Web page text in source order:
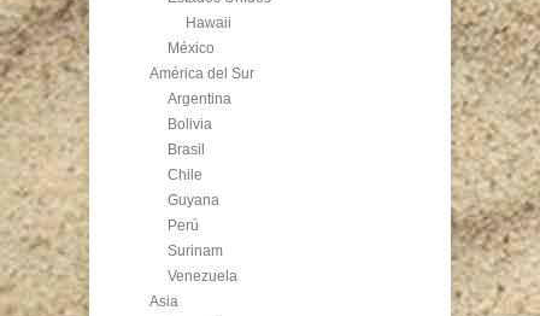
Hawaii
México
América del Sur
Argentina
Bolivia
Brasil
Chile
Guyana
Perú
Surinam
Venezuela
Asia